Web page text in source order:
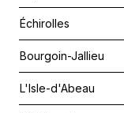
Échirolles
Bourgoin-Jallieu
L'Isle-d'Abeau